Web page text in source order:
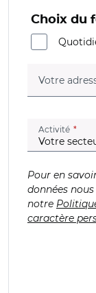
Choix du
Votre
Activité
Pour en
données
notre
caractère